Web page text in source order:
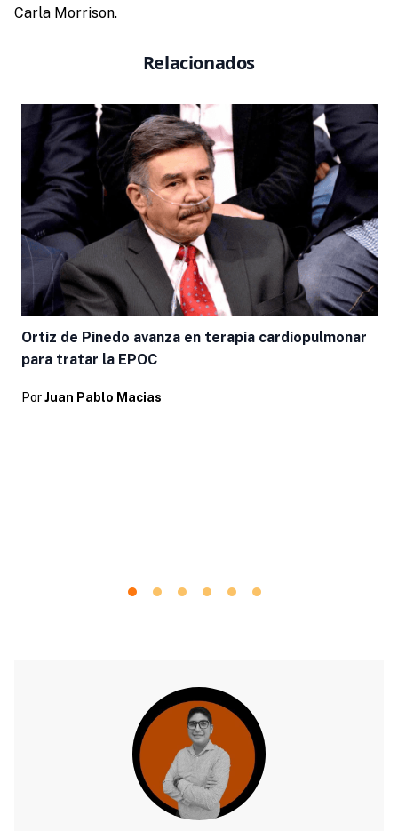
Carla Morrison.
Relacionados
Ortiz de Pinedo avanza en terapia cardiopulmonar
para tratar la EPOC
Por Juan Pablo Macias